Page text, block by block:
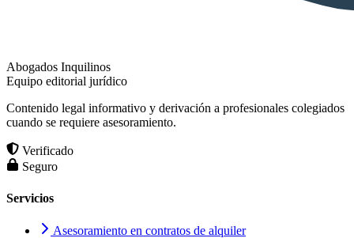
Abogados Inquilinos
Equipo editorial jurídico
Contenido legal informativo y derivación a profesionales colegiados
cuando se requiere asesoramiento.
Verificado
Seguro
Servicios
Asesoramiento en contratos de alquiler